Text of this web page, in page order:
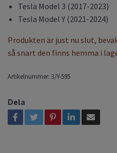
Tesla Model 3 (2017-2023)
Tesla Model Y (2021-2024)
Produkten är just nu slut,
så snart den finns hemma i
Artikelnummer: 3/Y-595
Dela